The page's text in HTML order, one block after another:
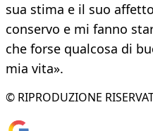
sua stima e il suo
conservo e mi fanno
che forse qualcosa di
mia vita».
© RIPRODUZIONE